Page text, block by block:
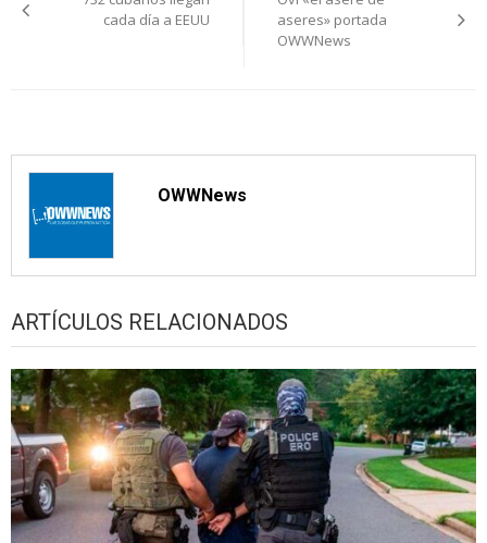
de
cada día a EEUU
aseres» portada
OWWNews
OWWNews
ARTÍCULOS RELACIONADOS